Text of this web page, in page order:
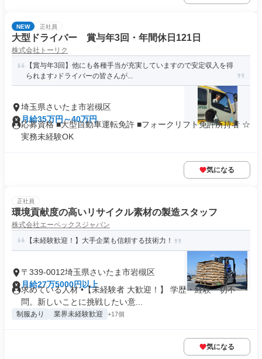
NEW 正社員
大型ドライバー 賞与年3回・年間休日121日
株式会社トーリク
【賞与年3回】他にも各種手当が充実していますので安定収入を得
られます♪ドライバーの皆さんが...
埼玉県さいたま市岩槻区
月給35万円～40万円
応募資格 ■大型自動車運転免許 ■フォークリフト免許所持者 ☆
実務未経験OK
気になる
正社員
環境貢献度の高いリサイクル素材の製造スタッフ
株式会社エーペックスジャパン
【未経験歓迎！】大手企業も信頼する技術力！
〒339-0012埼玉県さいたま市岩槻区
月給27万5000円以上
求めている人材 •【未経験者 大歓迎！】 学歴・経験一切不
問。新しいことに挑戦したい意...
制服あり 業界未経験歓迎 +17個
気になる